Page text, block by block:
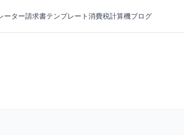
ーター請求書テンプレート消費税計算機ブログ